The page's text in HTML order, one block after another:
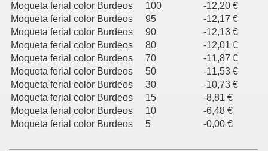
Moqueta ferial color Burdeos
100
-12,20 €
Moqueta ferial color Burdeos
95
-12,17 €
Moqueta ferial color Burdeos
90
-12,13 €
Moqueta ferial color Burdeos
80
-12,01 €
Moqueta ferial color Burdeos
70
-11,87 €
Moqueta ferial color Burdeos
50
-11,53 €
Moqueta ferial color Burdeos
30
-10,73 €
Moqueta ferial color Burdeos
15
-8,81 €
Moqueta ferial color Burdeos
10
-6,48 €
Moqueta ferial color Burdeos
5 -0,00 €